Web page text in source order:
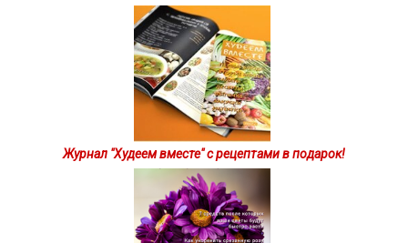
Журнал "Худеем вместе" с рецептами в подарок!